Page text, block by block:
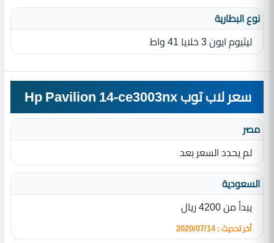
نوع البطارية‏
ليثيوم ايون 3 خلايا 41 واط
سعر لاب توب Hp Pavilion 14-ce3003nx
مصر
لم يحدد السعر بعد
السعودية
يبدأ من 4200 ريال
أخر تحديث : 2020/07/14